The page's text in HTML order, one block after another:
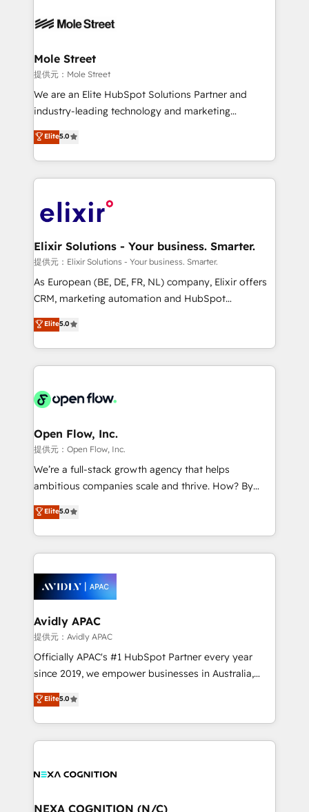
workflows; automation agents; process optimization
Healthcare: HIPAA implementations; secure data
workflows 💼 Financial Services: compliant
workflows; audit-ready reporting ⚖️ Legal: client
intake; pipeline and document workflows 🛒 E-
revenue automation 🏢 Real Estate: deal pipelines;
portfolio and lifecycle management 🏭
HIPAA-aware; CASL-compliant; GDPR-ready
implementations where required 💡 Why 500+
built to scale.
Mole Street
提供元：Mole Street
We are an Elite HubSpot Solutions Partner and
industry-leading technology and marketing
consultancy. Our focus is on enterprise and mid-
market B2B companies globally that want a strategic
approach to execute their goals through creative
applications of our solutions; Technical HubSpot
Design, Migrations + Integrations. Mole Street’s
greatness, which is achieved through creating
absolute clarity, derived from a well-defined
strategy, executed well, and reported on with clear
results. The culture is driven by core values; Joy, Grit,
Mindedness, and Clarity. We are driven to win for the
collective good of the company and its clientele, and
things are happening.
Elite5.0
Elixir Solutions - Your business. Smarter.
提供元：Elixir Solutions - Your business. Smarter.
As European (BE, DE, FR, NL) company, Elixir offers
CRM, marketing automation and HubSpot
integration products and services to mid-market
and enterprise customers. We ensure that your sales,
service and marketing department operates in the
most effective way, while at the same time
integrated buyers journey. Elixir is located in
and Amsterdam. Elixir is a first mover and leader
when it comes to HubSpot sales and service
implementations, highly renowned for our business
acumen, process (re-)design experience and a
integrate HubSpot with complex solutions like SAP,
MicroSoft, custom solutions,... Our company also has
Retail execution, CPQ, customer portals and
HubSpot CMS developments. And we're champions
Elite5.0
Open Flow, Inc.
提供元：Open Flow, Inc.
We’re a full-stack growth agency that helps
ambitious companies scale and thrive. How? By
upgrading and streamlining every single revenue-
generating aspect of your business. We’re proud
HubSpot Elite Solutions Partners and devout CRM
nerds who can harness HubSpot’s custom digital
experience. Working hand-in-hand with your team,
we’ll assemble a RevOps machine that drives more
traffic, generates better leads and crushes your
revenue goals. We've worked with thousands of
HubSpot customers and we'd love to work with you
too! Clients come to us for: Advanced CRM solutions
HubSpot Data System Migrations between systems
to HubSpot New lead generation strategies Time-
Elite5.0
Avidly APAC
提供元：Avidly APAC
Officially APAC's #1 HubSpot Partner every year
since 2019, we empower businesses in Australia,
New Zealand, and globally to realise their full
potential through enterprise HubSpot CRM
implementation. And we deliver best practice across
the whole HubSpot platform, covering marketing,
all businesses, from start-up to Enterprise, and have
the world. Our human approach to digital
Elite5.0
NEXA COGNITION (N/C)